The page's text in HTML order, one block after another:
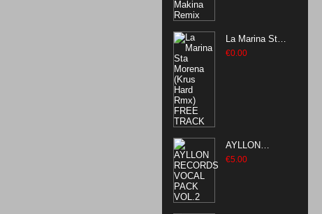
La Marina Sta
Morena (Krus
€0.00
AYLLON
RECORDS
€5.00